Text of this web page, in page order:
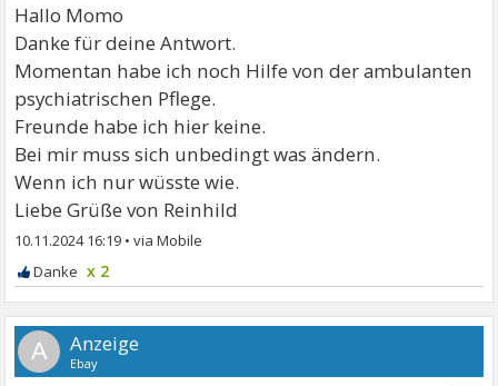
Hallo Momo
Danke für deine Antwort.
Momentan habe ich noch Hilfe von der ambulanten
psychiatrischen Pflege.
Freunde habe ich hier keine.
Bei mir muss sich unbedingt was ändern.
Wenn ich nur wüsste wie.
Liebe Grüße von Reinhild
10.11.2024 16:19 •
x 2
A